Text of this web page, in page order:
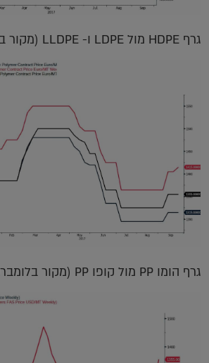
גרף HDPE מול LDPE ו- LLDPE (מקור בלומברג)
גרף הומו PP מול קופו PP (מקור בלומברג)